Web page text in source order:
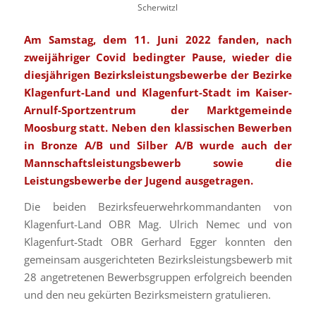
Scherwitzl
Am Samstag, dem 11. Juni 2022 fanden, nach
zweijähriger Covid bedingter Pause, wieder die
diesjährigen Bezirksleistungsbewerbe der Bezirke
Klagenfurt-Land und Klagenfurt-Stadt im Kaiser-
Arnulf-Sportzentrum der Marktgemeinde
Moosburg statt. Neben den klassischen Bewerben
in Bronze A/B und Silber A/B wurde auch der
Mannschaftsleistungsbewerb sowie die
Leistungsbewerbe der Jugend ausgetragen.
Die beiden Bezirksfeuerwehrkommandanten von
Klagenfurt-Land OBR Mag. Ulrich Nemec und von
Klagenfurt-Stadt OBR Gerhard Egger konnten den
gemeinsam ausgerichteten Bezirksleistungsbewerb mit
28 angetretenen Bewerbsgruppen erfolgreich beenden
und den neu gekürten Bezirksmeistern gratulieren.